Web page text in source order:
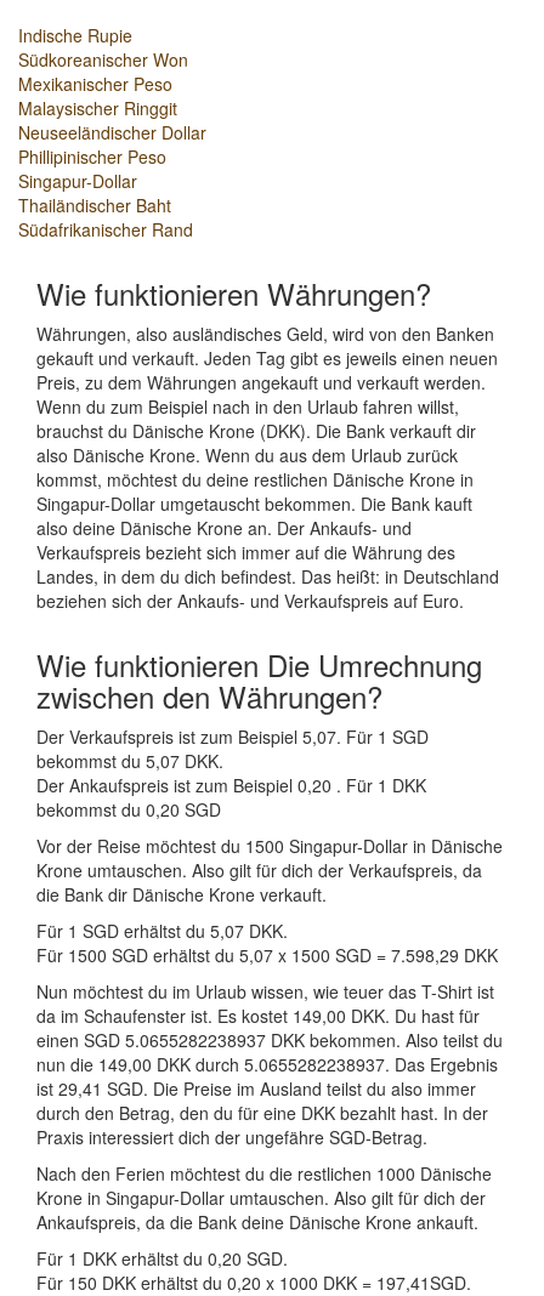
Indische Rupie
Südkoreanischer Won
Mexikanischer Peso
Malaysischer Ringgit
Neuseeländischer Dollar
Phillipinischer Peso
Singapur-Dollar
Thailändischer Baht
Südafrikanischer Rand
Wie funktionieren Währungen?
Währungen, also ausländisches Geld, wird von den Banken
gekauft und verkauft. Jeden Tag gibt es jeweils einen neuen
Preis, zu dem Währungen angekauft und verkauft werden.
Wenn du zum Beispiel nach in den Urlaub fahren willst,
brauchst du Dänische Krone (DKK). Die Bank verkauft dir
also Dänische Krone. Wenn du aus dem Urlaub zurück
kommst, möchtest du deine restlichen Dänische Krone in
Singapur-Dollar umgetauscht bekommen. Die Bank kauft
also deine Dänische Krone an. Der Ankaufs- und
Verkaufspreis bezieht sich immer auf die Währung des
Landes, in dem du dich befindest. Das heißt: in Deutschland
beziehen sich der Ankaufs- und Verkaufspreis auf Euro.
Wie funktionieren Die Umrechnung
zwischen den Währungen?
Der Verkaufspreis ist zum Beispiel 5,07. Für 1 SGD
bekommst du 5,07 DKK.
Der Ankaufspreis ist zum Beispiel 0,20 . Für 1 DKK
bekommst du 0,20 SGD
Vor der Reise möchtest du 1500 Singapur-Dollar in Dänische
Krone umtauschen. Also gilt für dich der Verkaufspreis, da
die Bank dir Dänische Krone verkauft.
Für 1 SGD erhältst du 5,07 DKK.
Für 1500 SGD erhältst du 5,07 x 1500 SGD = 7.598,29 DKK
Nun möchtest du im Urlaub wissen, wie teuer das T-Shirt ist
da im Schaufenster ist. Es kostet 149,00 DKK. Du hast für
einen SGD 5.0655282238937 DKK bekommen. Also teilst du
nun die 149,00 DKK durch 5.0655282238937. Das Ergebnis
ist 29,41 SGD. Die Preise im Ausland teilst du also immer
durch den Betrag, den du für eine DKK bezahlt hast. In der
Praxis interessiert dich der ungefähre SGD-Betrag.
Nach den Ferien möchtest du die restlichen 1000 Dänische
Krone in Singapur-Dollar umtauschen. Also gilt für dich der
Ankaufspreis, da die Bank deine Dänische Krone ankauft.
Für 1 DKK erhältst du 0,20 SGD.
Für 150 DKK erhältst du 0,20 x 1000 DKK = 197,41SGD.